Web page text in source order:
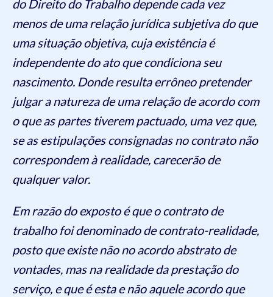
do Direito do Trabalho depende cada vez
menos de uma relação jurídica subjetiva do que
uma situação objetiva, cuja existência é
independente do ato que condiciona seu
nascimento. Donde resulta errôneo pretender
julgar a natureza de uma relação de acordo com
o que as partes tiverem pactuado, uma vez que,
se as estipulações consignadas no contrato não
correspondem à realidade, carecerão de
qualquer valor.
Em razão do exposto é que o contrato de
trabalho foi denominado de contrato-realidade,
posto que existe não no acordo abstrato de
vontades, mas na realidade da prestação do
serviço, e que é esta e não aquele acordo que